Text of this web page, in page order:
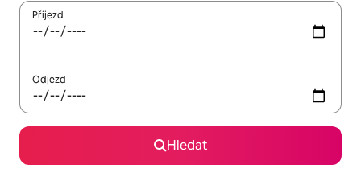
Příjezd
Odjezd
Hledat